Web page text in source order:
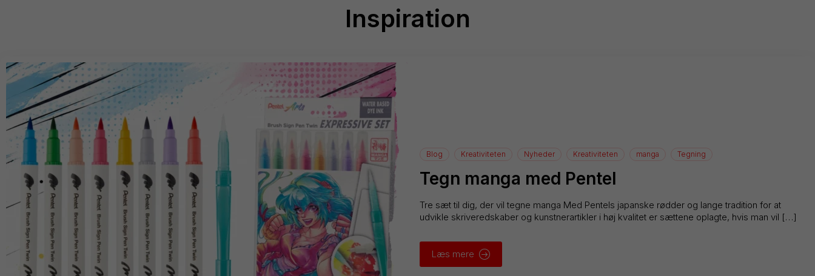
Inspiration
Blog Kreativiteten Nyheder Kreativiteten manga Tegning
Tegn manga med Pentel
Tre sæt til dig, der vil tegne manga Med Pentels japanske rødder og lange tradition for at
udvikle skriveredskaber og kunstnerartikler i høj kvalitet er sættene oplagte, hvis man vil […]
Læs mere